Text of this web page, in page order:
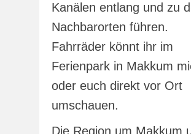
Kanälen entlang und zu
Nachbarorten führen.
Fahrräder könnt ihr im
Ferienpark in Makkum
oder euch direkt vor Ort
umschauen.
Die Region um Makkum